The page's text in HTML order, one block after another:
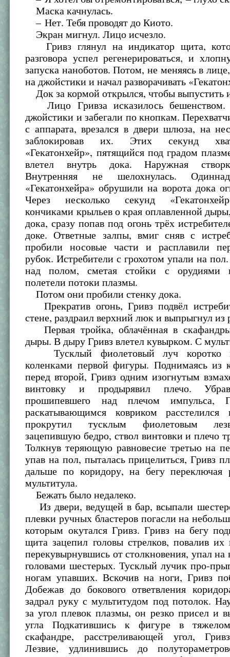
Маска качнулась.
– Нет. Тебя проводят до Киото.
Экран мигнул. Лицо исчезло.
Гривз глянул на индикатор щита,
разговора успел регенерироваться, и
запуска наноботов. Потом, не меняясь в
на джойстики и начал разворачивать
Док за кормой открылся, чтобы выпустить
Лицо Гривза исказилось бешенством.
джойстики и забегали по кнопкам.
с аппарата, врезался в двери шлюза, на
заблокировав их. Этих секунд
«Гекатонхейр», пятящийся под градом
влетел внутрь дока. Наружная
Внутренняя не шелохнулась.
«Гекатонхейра» обрушили на ворота дока
Через несколько секунд
кончиками крыльев о края оплавленной
дока, сразу попав под огонь трёх
доке. Ответные залпы, вмиг сняв с
пробили носовые части и расплавили
рубок. Истребители с грохотом упали на
над полом, сметая стойки с орудиями
полетели потоки плазмы.
Потом они пробили стенку дока.
Прекратив огонь, Гривз подвёл
стене, раздраил верхний люк и выпрыгнул из
Первая тройка, облачённая в
дыры. В дыру Гривз влетел кувырком. С
Тусклый фиолетовый луч коротко
коленками первой фигуры. Поднимаясь из
перед второй, Гривз одним изогнутым
винтовку и продырявил плечо.
прошипевшего над плечом импульса,
раскатывающимся ковриком
прокрутил тусклым фиолетовым
зацепившую бедро, ствол винтовки и плечо
Толкнув теряющую равновесие третью на
упав на пол, пыталась прицелиться, Гривз
дальше по коридору, на бегу
мультитула.
Бежать было недалеко.
Из двери, ведущей в бар, всыпали
плевки ручных бластеров погасли на
которым окутался Гривз. Гривз на бегу
щита зацепил головы стрелков, повалив
перекувырнувшись от столкновения, упал на
головами шестерых. Тусклый лучик про-
ногам упавших. Вскочив на ноги, Гривз
Добежав до бокового ответвления
задрал руку с мультитудом под потолок.
за угол плевок плазмы, он резко присел и
угла Подкатившись к фигуре в
скафандре, расстреливающей угол,
Лезвие, удлинившись до